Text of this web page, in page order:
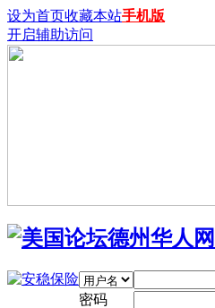
设为首页收藏本站手机版
开启辅助访问
密码